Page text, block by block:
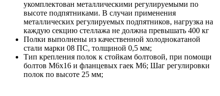
укомплектован металлическими регулируемыми по
высоте подпятниками. В случаи применения
металлических регулируемых подпятников, нагрузка на
каждую секцию стеллажа не должна превышать 400 кг
Полки выполнены из качественной холоднокатаной
стали марки 08 ПС, толщиной 0,5 мм;
Тип крепления полок к стойкам болтовой, при помощи
болтов М6х16 и фланцевых гаек М6; Шаг регулировки
полок по высоте 25 мм;